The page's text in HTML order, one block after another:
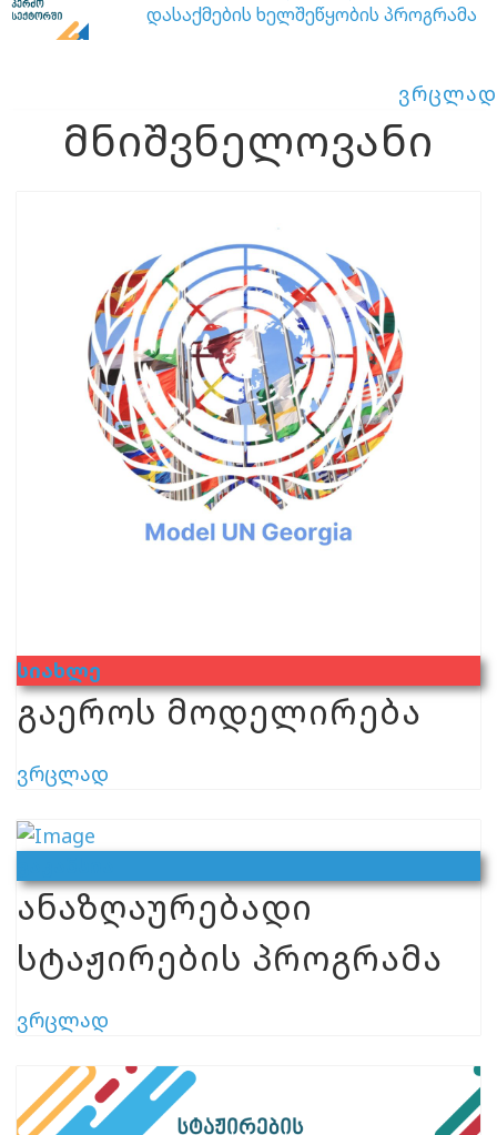
დასაქმების ხელშეწყობის პროგრამა
ვრცლად
მნიშვნელოვანი
Სიახლე
გაეროს მოდელირება
ვრცლად
ანაზღაურებადი
სტაჟირების პროგრამა
ვრცლად